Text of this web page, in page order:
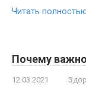
Читать
Почему
12.03.2021